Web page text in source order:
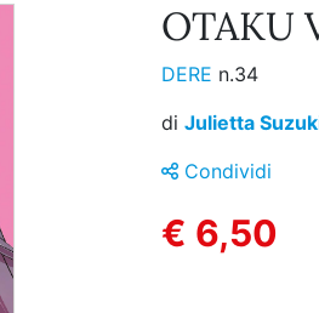
OTAKU
DERE n.34
di Julietta
Condividi
€ 6,50